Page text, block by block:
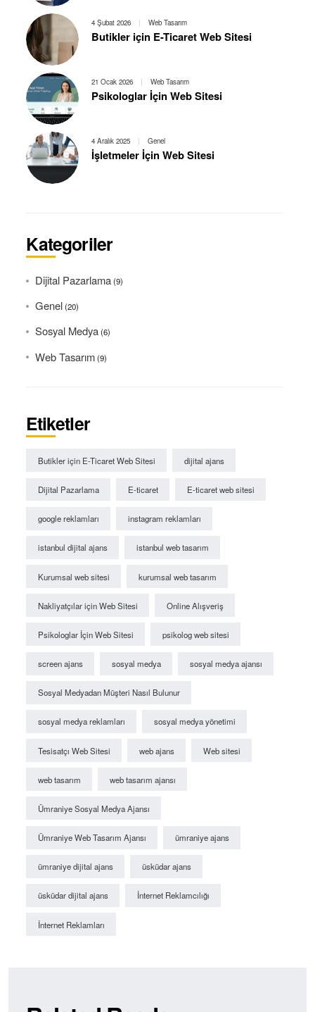
4 Şubat 2026 | Web Tasarım
Butikler için E-Ticaret Web Sitesi
21 Ocak 2026 | Web Tasarım
Psikologlar İçin Web Sitesi
4 Aralık 2025 | Genel
İşletmeler İçin Web Sitesi
Kategoriler
Dijital Pazarlama(9)
Genel (20)
Sosyal Medya(6)
Web Tasarım(9)
Etiketler
Butikler için E-Ticaret Web Sitesi dijital ajans
Dijital Pazarlama E-ticaret E-ticaret web sitesi
google reklamları instagram reklamları
istanbul dijital ajans istanbul web tasarım
Kurumsal web sitesi kurumsal web tasarım
Nakliyatçılar için Web Sitesi Online Alışveriş
Psikologlar İçin Web Sitesi psikolog web sitesi
screen ajans sosyal medya sosyal medya ajansı
Sosyal Medyadan Müşteri Nasıl Bulunur
sosyal medya reklamları sosyal medya yönetimi
Tesisatçı Web Sitesi web ajans Web sitesi
web tasarım web tasarım ajansı
Ümraniye Sosyal Medya Ajansı
Ümraniye Web Tasarım Ajansı ümraniye ajans
ümraniye dijital ajans üsküdar ajans
üsküdar dijital ajans İnternet Reklamcılığı
İnternet Reklamları